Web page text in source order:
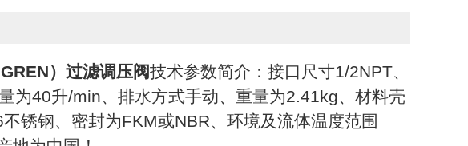
）过滤调压阀技术参数简介：接口尺寸1/2NPT、
为40升/min、排水方式手动、重量为2.41kg、材料壳
锈钢、密封为FKM或NBR、环境及流体温度范围